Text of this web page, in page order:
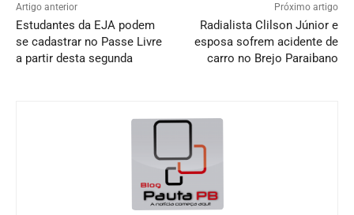
Artigo anterior
Estudantes da EJA podem
se cadastrar no Passe Livre
a partir desta segunda
Próximo artigo
Radialista Clilson Júnior e
esposa sofrem acidente de
carro no Brejo Paraibano